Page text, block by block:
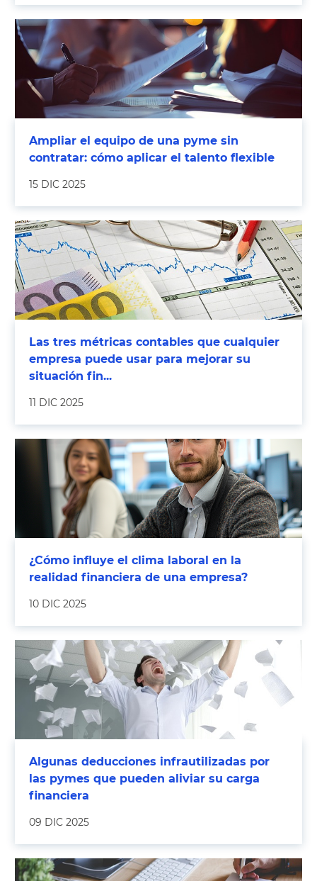
Ampliar el equipo de una pyme sin
contratar: cómo aplicar el talento flexible
15 DIC 2025
Las tres métricas contables que cualquier
empresa puede usar para mejorar su
situación fin...
11 DIC 2025
¿Cómo influye el clima laboral en la
realidad financiera de una empresa?
10 DIC 2025
Algunas deducciones infrautilizadas por
las pymes que pueden aliviar su carga
financiera
09 DIC 2025